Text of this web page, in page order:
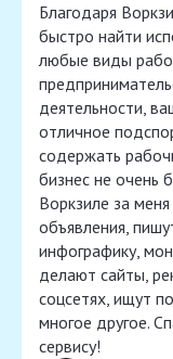
Благодаря
быстро найти
любые виды
деятельности,
отличное
содержать
бизнес не очень
Воркзиле за
объявления,
инфографику,
делают сайты,
соцсетях, ищут
многое другое.
сервису!